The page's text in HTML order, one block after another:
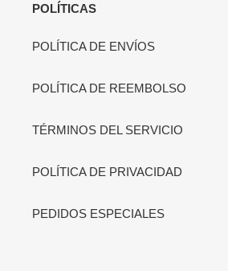
POLÍTICAS
POLÍTICA DE ENVÍOS
POLÍTICA DE REEMBOLSO
TÉRMINOS DEL SERVICIO
POLÍTICA DE PRIVACIDAD
PEDIDOS ESPECIALES